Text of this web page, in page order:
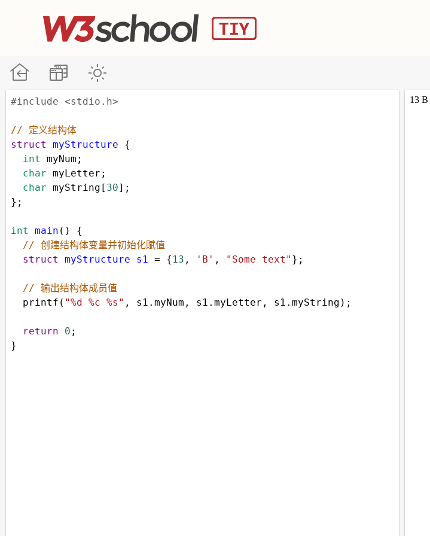
#include <stdio.h>
// 定义结构体
struct
myStructure {
int
myNum ;
char myLetter ;
char myString [ 30];
};
int main () {
// 创建结构体变量并初始化赋值
struct
myStructure s1 = { 13 , 'B' , "Some text" };
// 输出结构体成员值
printf ( "%d %c %s" , s1 . myNum , s1 . myLetter , s1 . myString );
return 0 ;
}